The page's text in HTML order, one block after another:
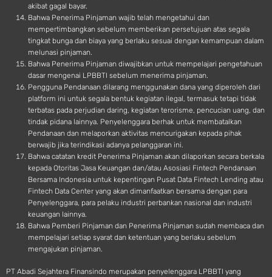
akibat gagal bayar.
Bahwa Penerima Pinjaman wajib telah mengetahui dan
mempertimbangkan sebelum memberikan persetujuan atas segala
tingkat bunga dan biaya yang berlaku sesuai dengan kemampuan dalam
melunasi pinjaman.
Bahwa Penerima Pinjaman diwajibkan untuk mempelajari pengetahuan
dasar mengenai LPBBTI sebelum menerima pinjaman.
Pengguna Pendanaan dilarang menggunakan dana yang diperoleh dari
platform ini untuk segala bentuk kegiatan ilegal, termasuk tetapi tidak
terbatas pada perjudian daring, kegiatan terorisme, pencucian uang, dan
tindak pidana lainnya. Penyelenggara berhak untuk membatalkan
Pendanaan dan melaporkan aktivitas mencurigakan kepada pihak
berwajib jika terindikasi adanya pelanggaran ini.
Bahwa catatan kredit Penerima Pinjaman akan dilaporkan secara berkala
kepada Otoritas Jasa Keuangan dan/atau Asosiasi Fintech Pendanaan
Bersama Indonesia untuk kepentingan Pusat Data Fintech Lending atau
Fintech Data Center yang akan dimanfaatkan bersama dengan para
Penyelenggara, para pelaku industri perbankan nasional dan industri
keuangan lainnya.
Bahwa Pemberi Pinjaman dan Penerima Pinjaman sudah membaca dan
mempelajari setiap syarat dan ketentuan yang berlaku sebelum
mengajukan pinjaman.
PT Abadi Sejahtera Finansindo merupakan penyelenggara LPBBTI yang